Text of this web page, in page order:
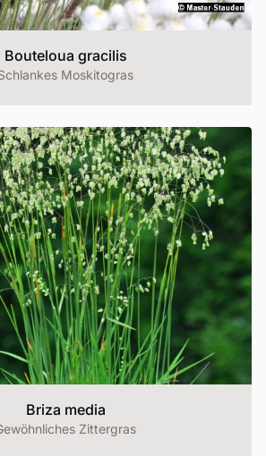
Bouteloua gracilis
Moskitogras
Briza media
Zittergras